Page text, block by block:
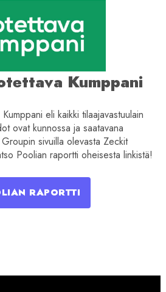
Kumppani
eli kaikki tilaajavastuulain
ovat kunnossa ja saatavana
sivuilla olevasta Zeckit
Poolian raportti oheisesta linkistä!
RAPORTTI